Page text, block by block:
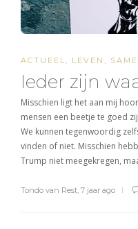
ACTUEEL, LEVEN ,
Ieder zijn
Misschien ligt het aan mij
mensen een beetje te goed
We kunnen tegenwoordig
vinden of niet. Misschien
Trump niet meegekregen,
Tondo van Rest, 7 jaar ago